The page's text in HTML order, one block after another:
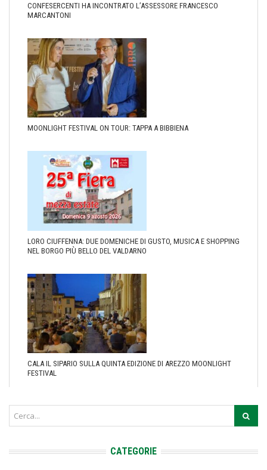
CONFESERCENTI HA INCONTRATO L’ASSESSORE FRANCESCO
MARCANTONI
MOONLIGHT FESTIVAL ON TOUR: TAPPA A BIBBIENA
LORO CIUFFENNA: DUE DOMENICHE DI GUSTO, MUSICA E SHOPPING
NEL BORGO PIÙ BELLO DEL VALDARNO
CALA IL SIPARIO SULLA QUINTA EDIZIONE DI AREZZO MOONLIGHT
FESTIVAL
CATEGORIE